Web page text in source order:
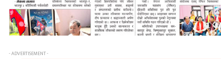
- ADVERTISEMENT -